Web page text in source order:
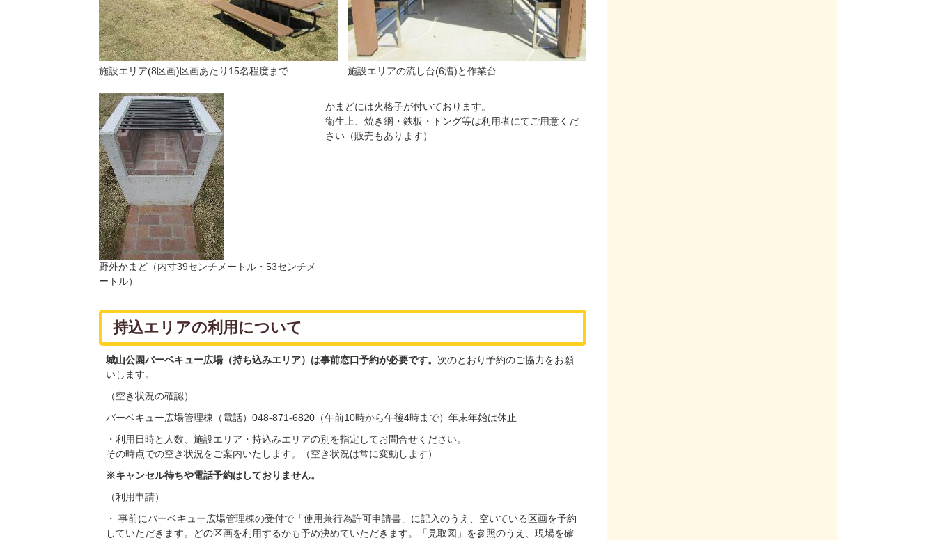
施設エリア(8区画)区画あたり15名程度まで 施設エリアの流し台(6漕)と作業台
野外かまど（内寸39センチメートル・53センチメ
ートル）
かまどには火格子が付いております。
衛生上、焼き網・鉄板・トング等は利用者にてご用意くだ
さい（販売もあります）
持込エリアの利用について
城山公園バーベキュー広場（持ち込みエリア）は事前窓口予約が必要です。 次のとおり予約のご協力をお願
いします。
（空き状況の確認）
バーベキュー広場管理棟（電話）048-871-6820（午前10時から午後4時まで）年末年始は休止
・利用日時と人数、施設エリア・持込みエリアの別を指定してお問合せください。
その時点での空き状況をご案内いたします。（空き状況は常に変動します）
※キャンセル待ちや電話予約はしておりません。
（利用申請）
・ 事前にバーベキュー広場管理棟の受付で「使用兼行為許可申請書」に記入のうえ、空いている区画を予約
していただきます。どの区画を利用するかも予め決めていただきます。「見取図」を参照のうえ、現場を確